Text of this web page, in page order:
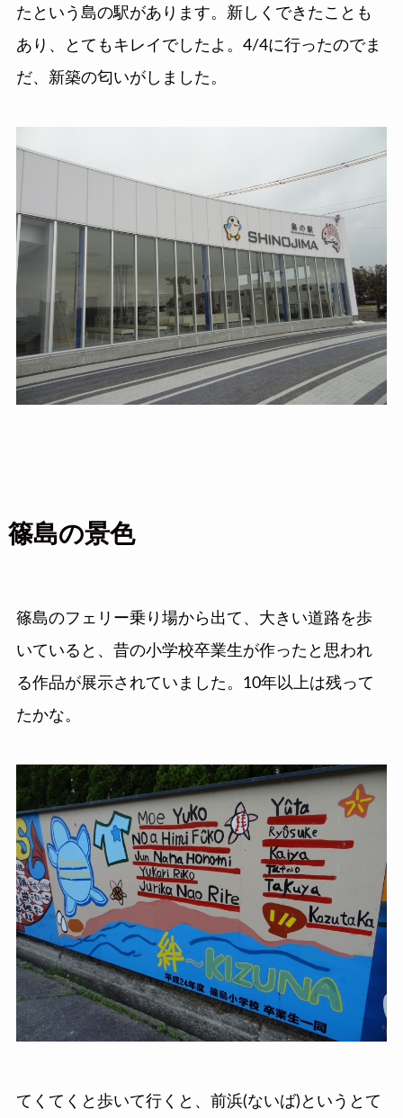
たという島の駅があります。新しくできたことも
あり、とてもキレイでしたよ。4/4に行ったのでま
だ、新築の匂いがしました。
篠島の景色
篠島のフェリー乗り場から出て、大きい道路を歩
いていると、昔の小学校卒業生が作ったと思われ
る作品が展示されていました。10年以上は残って
たかな。
てくてくと歩いて行くと、前浜(ないば)というとて